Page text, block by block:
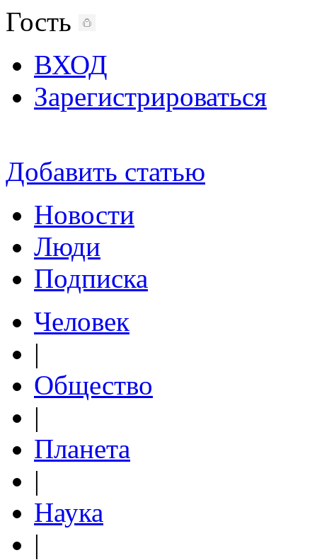
Гость
ВХОД
Зарегистрироваться
Добавить статью
Новости
Люди
Подписка
Человек
|
Общество
|
Планета
|
Наука
|